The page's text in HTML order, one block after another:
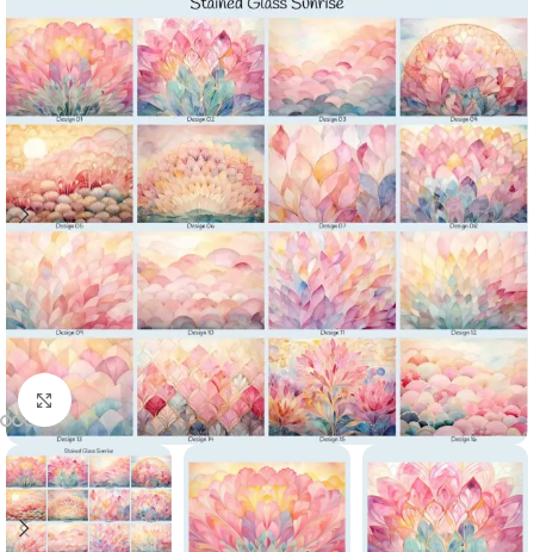
Klick zum Vergrößern